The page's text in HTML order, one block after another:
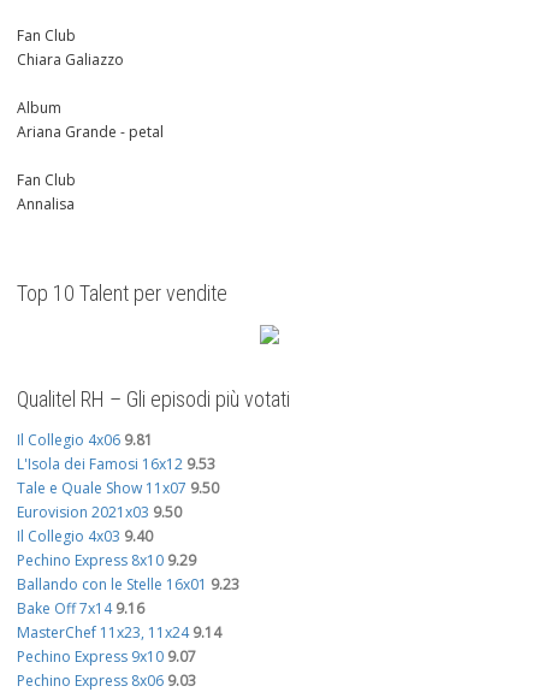
Fan Club
Chiara Galiazzo
Album
Ariana Grande - petal
Fan Club
Annalisa
Top 10 Talent per vendite
Qualitel RH – Gli episodi più votati
Il Collegio 4x06 9.81
L'Isola dei Famosi 16x12 9.53
Tale e Quale Show 11x07 9.50
Eurovision 2021x03 9.50
Il Collegio 4x03 9.40
Pechino Express 8x10 9.29
Ballando con le Stelle 16x01 9.23
Bake Off 7x14 9.16
MasterChef 11x23, 11x24 9.14
Pechino Express 9x10 9.07
Pechino Express 8x06 9.03